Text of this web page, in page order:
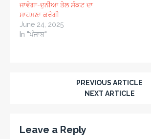
ਜਾਵੇਗਾ-ਦੁਨੀਆ ਤੇਲ ਸੰਕਟ ਦਾ
ਸਾਹਮਣਾ ਕਰੇਗੀ
June 24, 2025
In "ਪੰਜਾਬ"
PREVIOUS ARTICLE
NEXT ARTICLE
Leave a Reply